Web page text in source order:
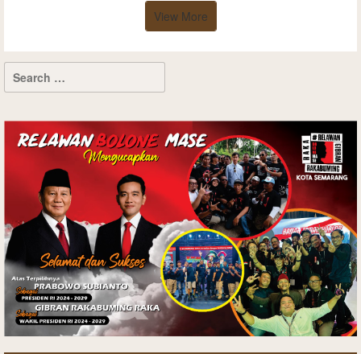
View More